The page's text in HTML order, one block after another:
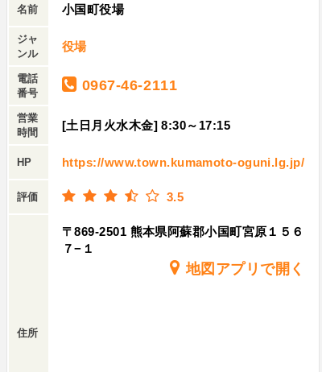
名前 小国町役場
ジャ
ンル
役場
電話
番号
0967-46-2111
営業
時間
[土日月火水木金] 8:30～17:15
HP https://www.town.kumamoto-oguni.lg.jp/
評価 3.5
住所
〒869-2501 熊本県阿蘇郡小国町宮原１５６
７−１
地図アプリで開く